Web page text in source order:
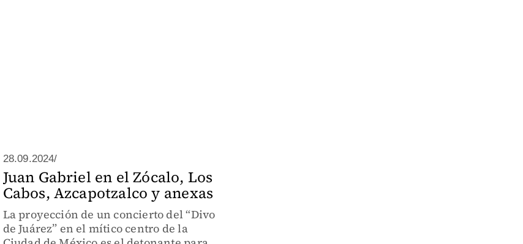
28.09.2024/
Juan Gabriel en el Zócalo, Los
Cabos, Azcapotzalco y anexas
La proyección de un concierto del “Divo
de Juárez” en el mítico centro de la